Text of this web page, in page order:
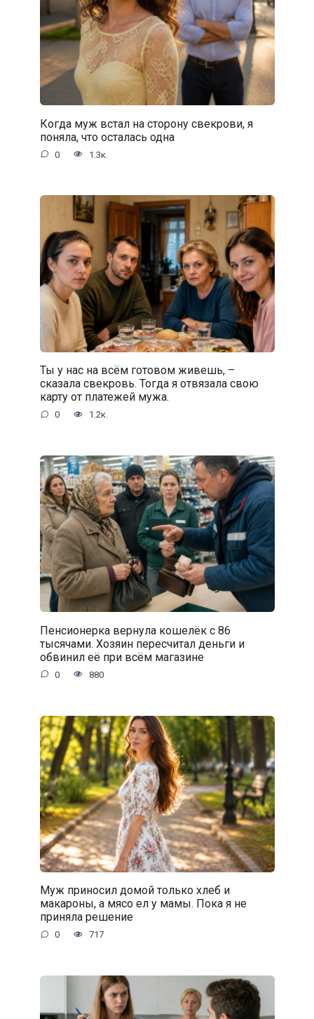
Когда муж встал на сторону свекрови, я
поняла, что осталась одна
0 1.3к.
Ты у нас на всём готовом живешь, –
сказала свекровь. Тогда я отвязала свою
карту от платежей мужа.
0 1.2к.
Пенсионерка вернула кошелёк с 86
тысячами. Хозяин пересчитал деньги и
обвинил её при всём магазине
0 880
Муж приносил домой только хлеб и
макароны, а мясо ел у мамы. Пока я не
приняла решение
0 717